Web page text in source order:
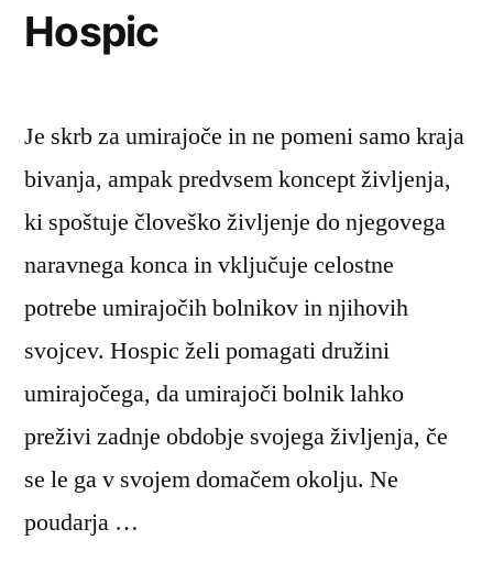
Hospic
Je skrb za umirajoče in ne pomeni samo kraja
bivanja, ampak predvsem koncept življenja,
ki spoštuje človeško življenje do njegovega
naravnega konca in vključuje celostne
potrebe umirajočih bolnikov in njihovih
svojcev. Hospic želi pomagati družini
umirajočega, da umirajoči bolnik lahko
preživi zadnje obdobje svojega življenja, če
se le ga v svojem domačem okolju. Ne
poudarja …